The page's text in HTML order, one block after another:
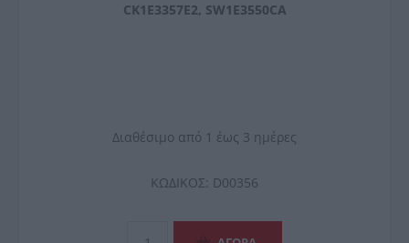
CK1E3357E2, SW1E3550CA
Διαθέσιμο από 1 έως 3 ημέρες
ΚΩΔΙΚΟΣ: D00356